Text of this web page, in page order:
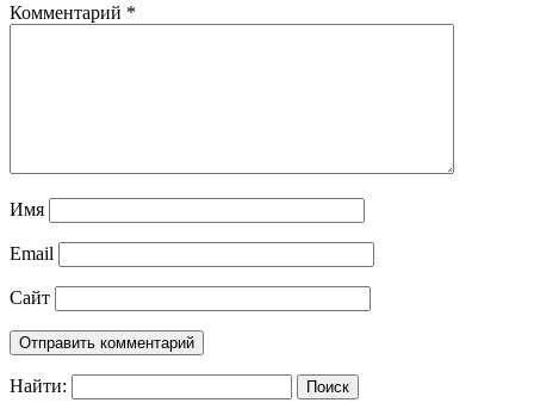
Комментарий *
Имя
Email
Сайт
Найти: